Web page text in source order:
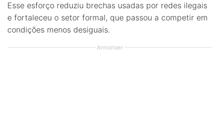
Esse esforço reduziu brechas usadas por redes ilegais
e fortaleceu o setor formal, que passou a competir em
condições menos desiguais.
Annonser